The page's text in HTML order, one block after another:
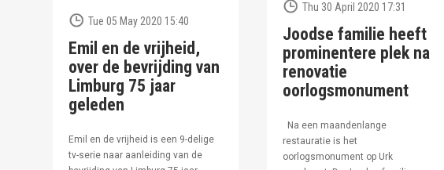
Tue 05 May 2020 15:40
Emil en de vrijheid,
over de bevrijding van
Limburg 75 jaar
geleden
Emil en de vrijheid is een 9-delige
tv-serie naar aanleiding van de
Thu 30 April 2020 17:31
Joodse familie heeft
prominentere plek na
renovatie
oorlogsmonument
Na een maandenlange
restauratie is het
oorlogsmonument op Urk